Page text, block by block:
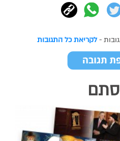
לקריאת כל התגובות